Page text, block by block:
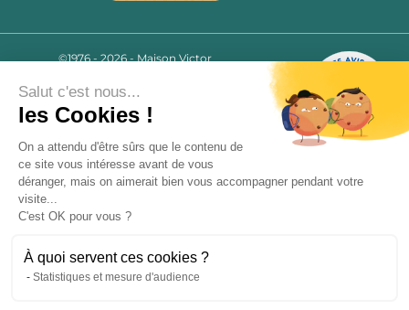
2779 AVIS
9.7/10
©1976 - 2026 - Maison Victor
Mentions légales
C.G.V.
Politique de confidentialité
FAQ
Livraisons
Salut c'est nous...
les Cookies !
On a attendu d'être sûrs que le contenu de
ce site vous intéresse avant de vous
déranger, mais on aimerait bien vous accompagner pendant votre
visite...
C'est OK pour vous ?
À quoi servent ces cookies ?
Statistiques et mesure d'audience